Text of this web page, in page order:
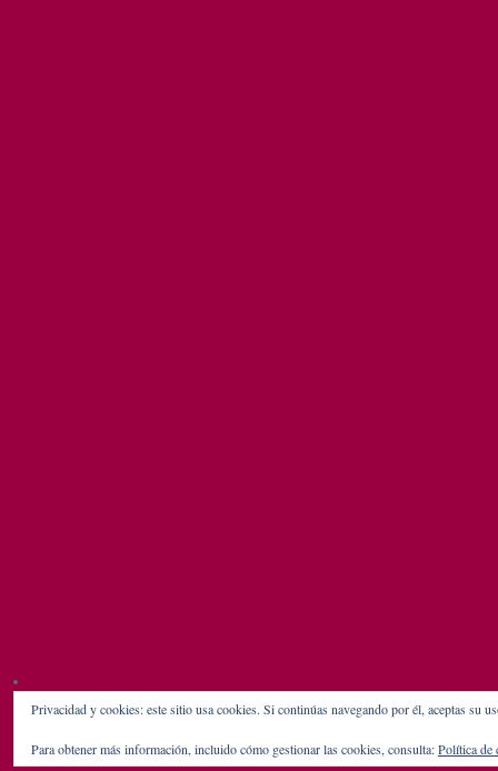
Privacidad y cookies: este sitio usa cookies. Si continúas navegando por él, aceptas su
Para obtener más información, incluido cómo gestionar las cookies, consulta:Política de